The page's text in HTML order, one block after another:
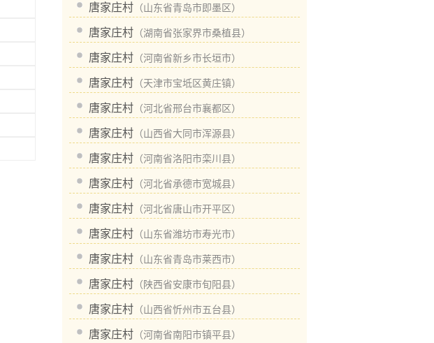
唐家庄村 （山东省青岛市即墨区）
唐家庄村 （湖南省张家界市桑植县）
唐家庄村 （河南省新乡市长垣市）
唐家庄村 （天津市宝坻区黄庄镇）
唐家庄村 （河北省邢台市襄都区）
唐家庄村 （山西省大同市浑源县）
唐家庄村 （河南省洛阳市栾川县）
唐家庄村 （河北省承德市宽城县）
唐家庄村 （河北省唐山市开平区）
唐家庄村 （山东省潍坊市寿光市）
唐家庄村 （山东省青岛市莱西市）
唐家庄村 （陕西省安康市旬阳县）
唐家庄村 （山西省忻州市五台县）
唐家庄村 （河南省南阳市镇平县）